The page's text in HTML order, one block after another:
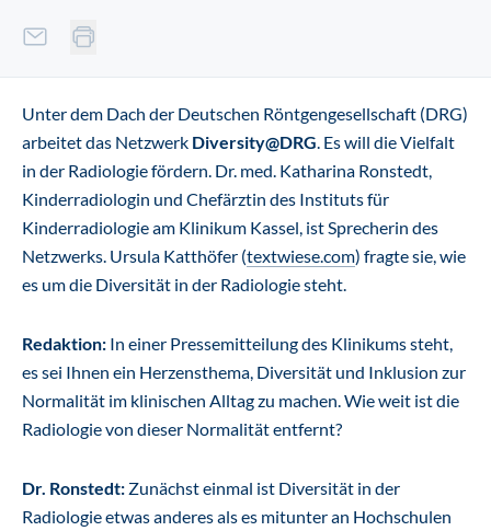
Unter dem Dach der Deutschen Röntgengesellschaft (DRG)
arbeitet das Netzwerk Diversity@DRG. Es will die Vielfalt
in der Radiologie fördern. Dr. med. Katharina Ronstedt,
Kinderradiologin und Chefärztin des Instituts für
Kinderradiologie am Klinikum Kassel, ist Sprecherin des
Netzwerks. Ursula Katthöfer (textwiese.com) fragte sie, wie
es um die Diversität in der Radiologie steht.
Redaktion: In einer Pressemitteilung des Klinikums steht,
es sei Ihnen ein Herzensthema, Diversität und Inklusion zur
Normalität im klinischen Alltag zu machen. Wie weit ist die
Radiologie von dieser Normalität entfernt?
Dr. Ronstedt: Zunächst einmal ist Diversität in der
Radiologie etwas anderes als es mitunter an Hochschulen